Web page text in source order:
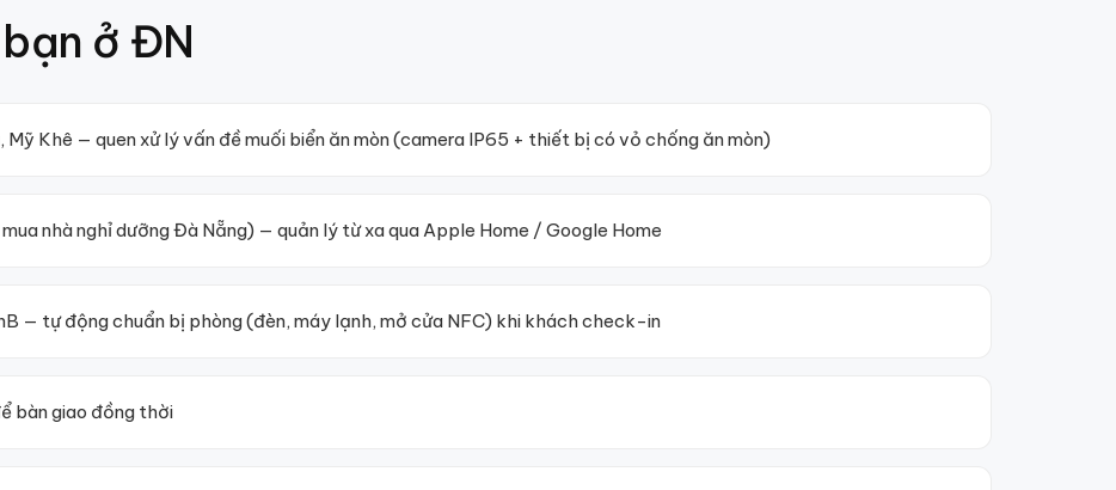
ở ĐN
Mỹ Khê — quen xử lý vấn đề muối biển ăn mòn (camera IP65 + thiết bị có vỏ chống ăn mòn)
nhà nghỉ dưỡng Đà Nẵng) — quản lý từ xa qua Apple Home / Google Home
— tự động chuẩn bị phòng (đèn, máy lạnh, mở cửa NFC) khi khách check-in
bàn giao đồng thời